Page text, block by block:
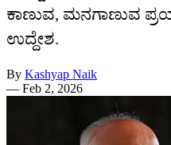
ಕಾಣುವ, ಮನಗಾಣುವ
ಉದ್ದೇಶ.
By Kashyap Naik
— Feb 2, 2026